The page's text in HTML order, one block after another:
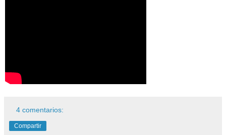
4 comentarios:
Compartir